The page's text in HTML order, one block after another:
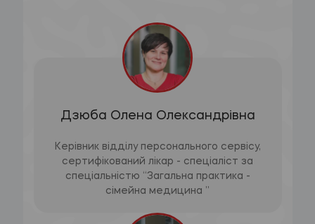
Дзюба Олена Олександрівна
Керівник відділу персонального сервісу,
сертифікований лікар - спеціаліст за
спеціальністю “Загальна практика -
сімейна медицина ”